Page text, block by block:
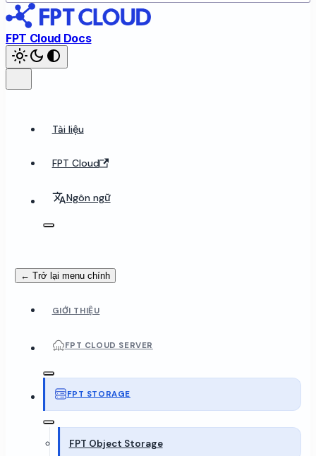
FPT Cloud Docs
Tài liệu
FPT Cloud
Ngôn ngữ
← Trở lại menu chính
GIỚI THIỆU
FPT CLOUD SERVER
FPT STORAGE
FPT Object Storage